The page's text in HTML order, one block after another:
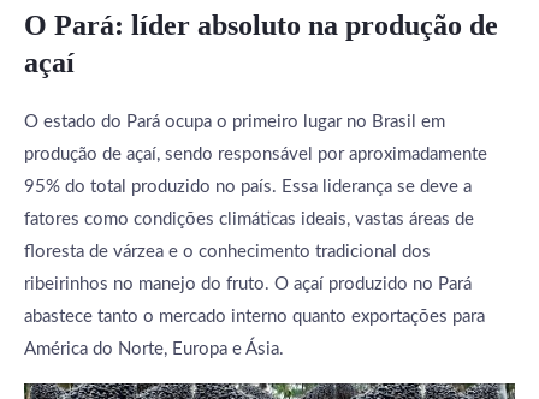
O Pará: líder absoluto na produção de
açaí
O estado do Pará ocupa o primeiro lugar no Brasil em
produção de açaí, sendo responsável por aproximadamente
95% do total produzido no país. Essa liderança se deve a
fatores como condições climáticas ideais, vastas áreas de
floresta de várzea e o conhecimento tradicional dos
ribeirinhos no manejo do fruto. O açaí produzido no Pará
abastece tanto o mercado interno quanto exportações para
América do Norte, Europa e Ásia.